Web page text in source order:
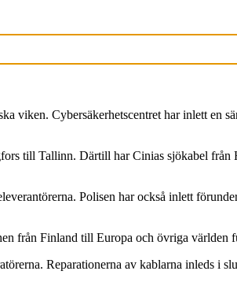
viken. Cybersäkerhetscentret har inlett en
till Tallinn. Därtill har Cinias sjökabel från
Polisen har också inlett
från Finland till Europa och övriga världen
Reparationerna av kablarna inleds i